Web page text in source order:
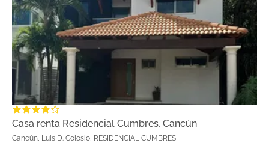
Casa renta Residencial Cumbres, Cancún
Cancún, Luis D. Colosio, RESIDENCIAL CUMBRES